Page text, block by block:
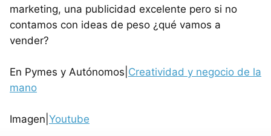
marketing, una publicidad excelente pero si no
contamos con ideas de peso ¿qué vamos a
vender?
En Pymes y Autónomos| Creatividad y negocio de la
mano
Imagen| Youtube